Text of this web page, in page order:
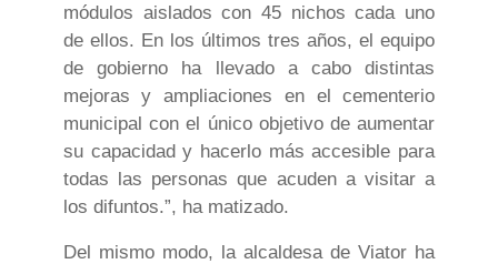
módulos aislados con 45 nichos cada uno
de ellos. En los últimos tres años, el equipo
de gobierno ha llevado a cabo distintas
mejoras y ampliaciones en el cementerio
municipal con el único objetivo de aumentar
su capacidad y hacerlo más accesible para
todas las personas que acuden a visitar a
los difuntos.”, ha matizado.
Del mismo modo, la alcaldesa de Viator ha